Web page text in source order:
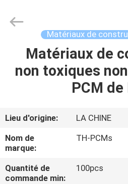
MAISON
AU
SUJET
DE
NOUS
energy
Technology
Matériaux de
Matériaux de
non toxiques
PCM de
Lieu d'origine:
LA CHINE
Nom de
marque:
TH-PCMs
Quantité de
commande min:
100pcs